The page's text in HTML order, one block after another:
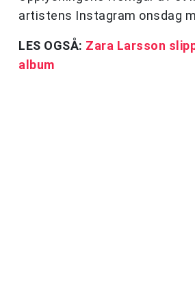
artistens Instagram onsdag
LES OGSÅ: Zara Larsson
album